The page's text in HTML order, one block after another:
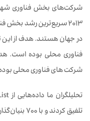
۲۰۱۳ سریع‌ترین رشد
در جهان هستند. هدف از
فناوری محلی بوده است.
شرکت های فناوری محلی
تلفیق